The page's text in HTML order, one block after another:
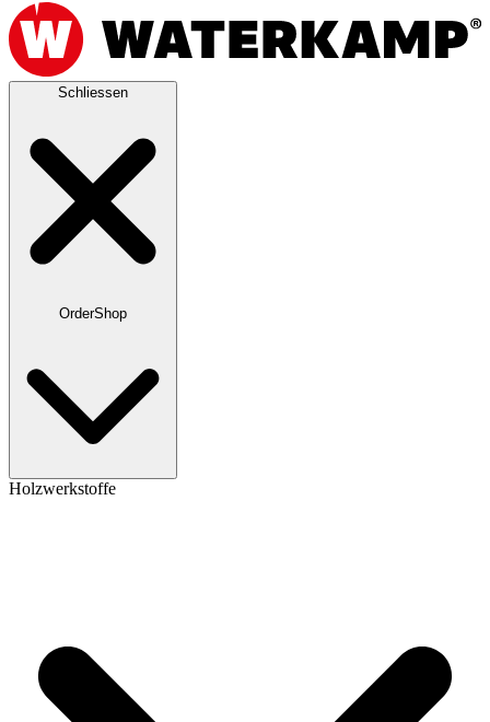
Schliessen
OrderShop
Holzwerkstoffe